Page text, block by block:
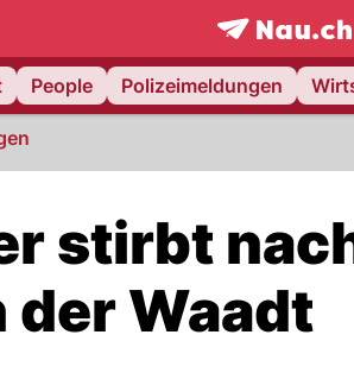
frontpage.
People Polizeimeldungen
stirbt
der Waadt